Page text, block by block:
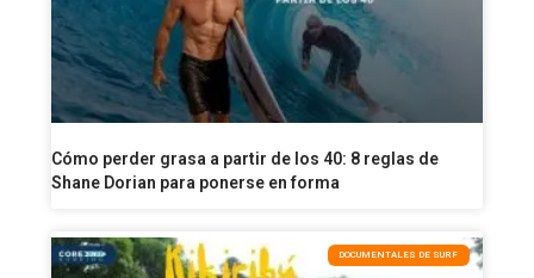
Cómo perder grasa a partir de los 40: 8 reglas de
Shane Dorian para ponerse en forma
DOCUMENTALES DE SURF